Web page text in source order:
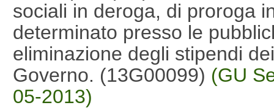
sociali in deroga, di proroga
determinato presso le
eliminazione degli stipendi
Governo. (13G00099) (GU
05-2013)